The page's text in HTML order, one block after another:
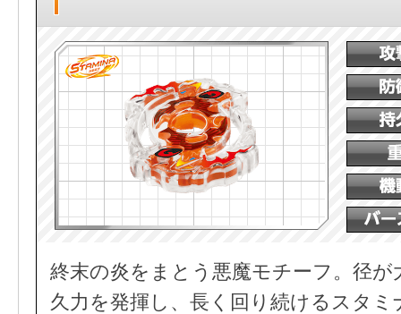
終末の炎をまとう悪魔モチーフ。径
久力を発揮し、長く回り続けるスタミ